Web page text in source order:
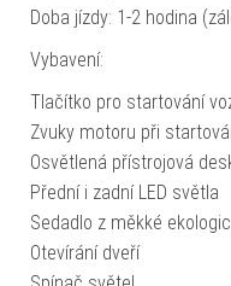
Doba jízdy: 1-2 hodina
Vybavení:
Tlačítko pro startování
Zvuky motoru při
Osvětlená přístrojová
Přední i zadní LED světla
Sedadlo z měkké
Otevírání dveří